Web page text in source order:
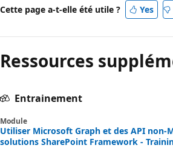
Cette page a-t-elle été utile ? Yes
Ressources
Entrainement
Module
Utiliser Microsoft Graph et des API non-
solutions SharePoint Framework -